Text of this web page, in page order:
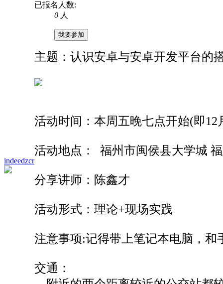
indeedzcr
已报名人数:
0 人
我要参加
主题：认识安卓与安卓开发平台的
活动时间：本周五晚七点开始(即12
活动地点： 福州市闽侯县大学城
分享讲师：陈鑫才
活动形式：理论+现场实践
注意事项:记得带上笔记本电脑，
交通：